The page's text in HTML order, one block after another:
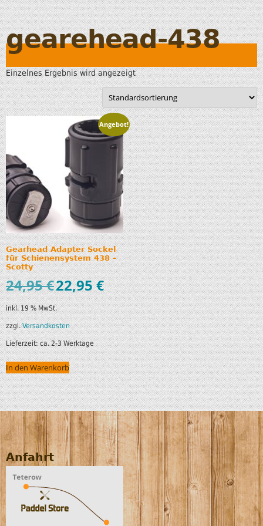
gearehead-438
Einzelnes Ergebnis wird angezeigt
Angebot!
Gearhead Adapter Sockel
für Schienensystem 438 –
Scotty
24,95€22,95€
inkl. 19 % MwSt.
zzgl.Versandkosten
Lieferzeit:ca. 2-3 Werktage
In den Warenkorb
Anfahrt